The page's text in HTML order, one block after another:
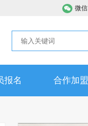
微信
报名 合作加盟